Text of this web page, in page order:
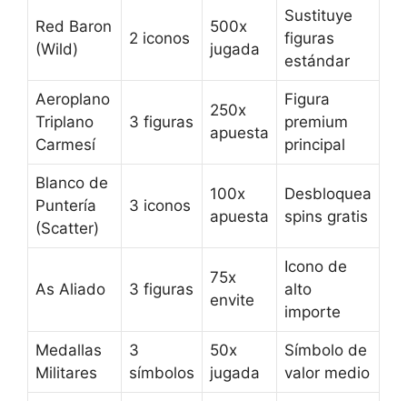
Red Baron
(Wild)
2 iconos
500x
jugada
Sustituye
figuras
estándar
Aeroplano
Triplano
Carmesí
3 figuras
250x
apuesta
Figura
premium
principal
Blanco de
Puntería
(Scatter)
3 iconos
100x
apuesta
Desbloquea
spins gratis
As Aliado 3 figuras
75x
envite
Icono de
alto
importe
Medallas
Militares
3
símbolos
50x
jugada
Símbolo de
valor medio